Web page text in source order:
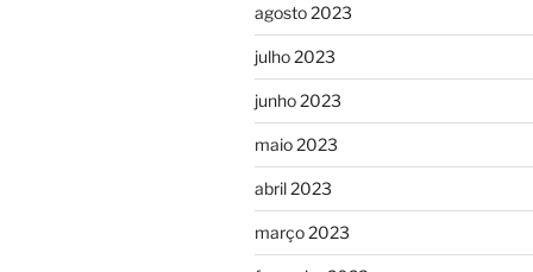
agosto 2023
julho 2023
junho 2023
maio 2023
abril 2023
março 2023